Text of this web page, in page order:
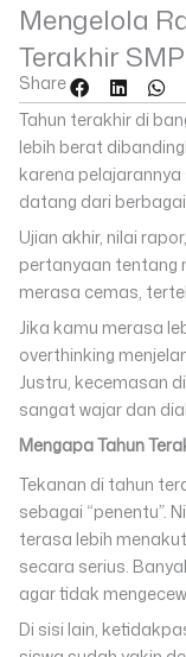
Mengelola
Terakhir
Share
Tahun terakhir di
lebih berat
karena
datang dari
Ujian akhir, nilai
pertanyaan tentang
merasa cemas,
Jika kamu merasa
overthinking
Justru, kecemasan
sangat wajar dan
Mengapa Tahun
Tekanan di tahun
sebagai “penentu”.
terasa lebih
secara serius.
agar tidak
Di sisi lain,